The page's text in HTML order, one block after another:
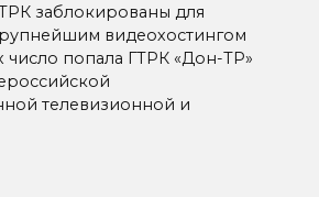
заблокированы для
видеохостингом
число попала ГТРК «Дон-ТР»
телевизионной и